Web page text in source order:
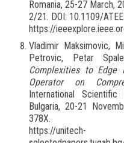
Romania, 25-27 March,
2/21. DOI: 10.1109/
https://
Vladimir Maksimovic,
Petrovic, Petar
Complexities to Edge
Operator on
International Scientific
Bulgaria, 20-21
378X.
https://unitech-